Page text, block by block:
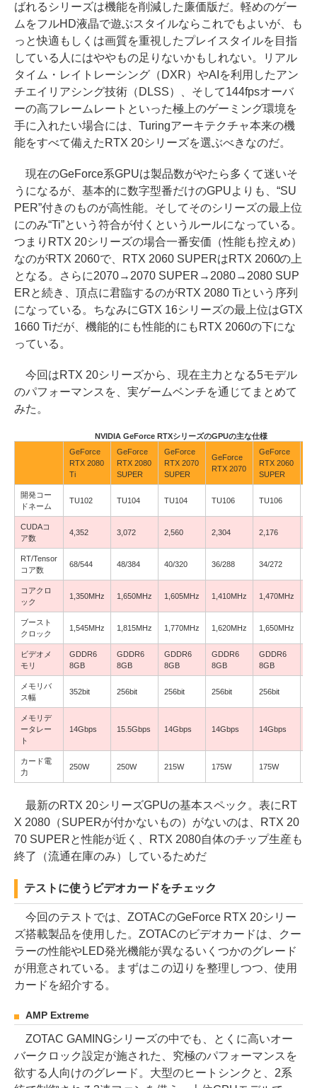
ばれるシリーズは機能を削減した廉価版だ。軽めのゲー
ムをフルHD液晶で遊ぶスタイルならこれでもよいが、も
っと快適もしくは画質を重視したプレイスタイルを目指
している人にはややもの足りないかもしれない。リアル
タイム・レイトレーシング（DXR）やAIを利用したアン
チエイリアシング技術（DLSS）、そして144fpsオーバ
ーの高フレームレートといった極上のゲーミング環境を
手に入れたい場合には、Turingアーキテクチャ本来の機
能をすべて備えたRTX 20シリーズを選ぶべきなのだ。
現在のGeForce系GPUは製品数がやたら多くて迷いそ
うになるが、基本的に数字型番だけのGPUよりも、“SU
PER”付きのものが高性能。そしてそのシリーズの最上位
にのみ“Ti”という符合が付くというルールになっている。
つまりRTX 20シリーズの場合一番安価（性能も控えめ）
なのがRTX 2060で、RTX 2060 SUPERはRTX 2060の上
となる。さらに2070→2070 SUPER→2080→2080 SUP
ERと続き、頂点に君臨するのがRTX 2080 Tiという序列
になっている。ちなみにGTX 16シリーズの最上位はGTX
1660 Tiだが、機能的にも性能的にもRTX 2060の下にな
っている。
今回はRTX 20シリーズから、現在主力となる5モデル
のパフォーマンスを、実ゲームベンチを通じてまとめて
みた。
NVIDIA GeForce RTXシリーズのGPUの主な仕様
GeForce
RTX 2080
Ti
GeForce
RTX 2080
SUPER
GeForce
RTX 2070
SUPER
GeForce
RTX 2070
GeForce
RTX 2060
SUPER
開発コー
ドネーム
TU102 TU104 TU104 TU106 TU106
CUDAコ
ア数
4,352 3,072 2,560 2,304 2,176
RT/Tensor
コア数
68/544 48/384 40/320 36/288 34/272
コアクロ
ック
1,350MHz 1,650MHz 1,605MHz 1,410MHz 1,470MHz
ブースト
クロック
1,545MHz 1,815MHz 1,770MHz 1,620MHz 1,650MHz
ビデオメ
モリ
GDDR6
8GB
GDDR6
8GB
GDDR6
8GB
GDDR6
8GB
GDDR6
8GB
メモリバ
ス幅
352bit 256bit 256bit 256bit 256bit
メモリデ
ータレー
ト
14Gbps 15.5Gbps 14Gbps 14Gbps 14Gbps
カード電
力
250W 250W 215W 175W 175W
最新のRTX 20シリーズGPUの基本スペック。表にRT
X 2080（SUPERが付かないもの）がないのは、RTX 20
70 SUPERと性能が近く、RTX 2080自体のチップ生産も
終了（流通在庫のみ）しているためだ
テストに使うビデオカードをチェック
今回のテストでは、ZOTACのGeForce RTX 20シリー
ズ搭載製品を使用した。ZOTACのビデオカードは、クー
ラーの性能やLED発光機能が異なるいくつかのグレード
が用意されている。まずはこの辺りを整理しつつ、使用
カードを紹介する。
AMP Extreme
ZOTAC GAMINGシリーズの中でも、とくに高いオー
バークロック設定が施された、究極のパフォーマンスを
欲する人向けのグレード。大型のヒートシンクと、2系